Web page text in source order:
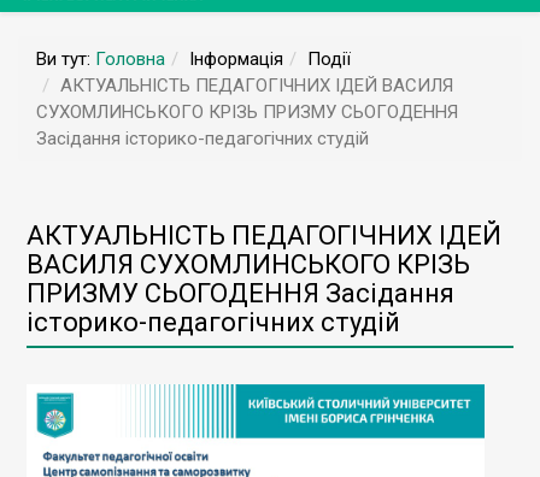
Ви тут: Головна Інформація
Події
АКТУАЛЬНІСТЬ ПЕДАГОГІЧНИХ ІДЕЙ ВАСИЛЯ
СУХОМЛИНСЬКОГО КРІЗЬ ПРИЗМУ СЬОГОДЕННЯ
Засідання історико-педагогічних студій
АКТУАЛЬНІСТЬ ПЕДАГОГІЧНИХ ІДЕЙ
ВАСИЛЯ СУХОМЛИНСЬКОГО КРІЗЬ
ПРИЗМУ СЬОГОДЕННЯ Засідання
історико-педагогічних студій